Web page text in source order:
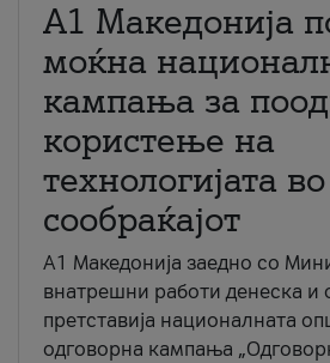
A1 Македонија
моќна
кампања за
користење на
технологијата во
сообраќајот
A1 Македонија заедно со
внатрешни работи денеска и
претставија националната
одговорна кампања